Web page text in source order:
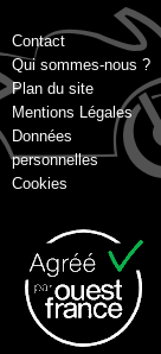
Contact
Qui sommes-nous ?
Plan du site
Mentions Légales
Données
personnelles
Cookies